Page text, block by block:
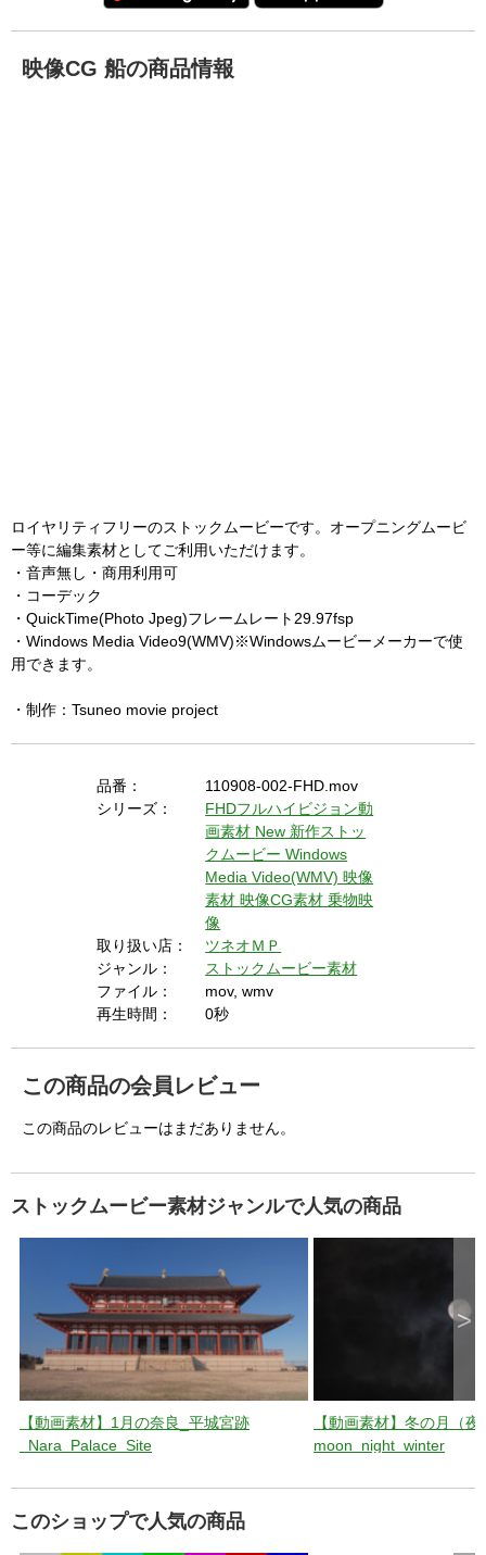
映像CG 船の商品情報
ロイヤリティフリーのストックムービーです。オープニングムービ
ー等に編集素材としてご利用いただけます。
・音声無し・商用利用可
・コーデック
・QuickTime(Photo Jpeg)フレームレート29.97fsp
・Windows Media Video9(WMV)※Windowsムービーメーカーで使
用できます。
・制作：Tsuneo movie project
品番：
110908-002-FHD.mov
シリーズ：
FHDフルハイビジョン動
画素材 New 新作ストッ
クムービーWindows
Media Video(WMV) 映像
素材映像CG素材乗物映
像
取り扱い店：
ツネオＭＰ
ジャンル：
ストックムービー素材
ファイル：
mov, wmv
再生時間：
0秒
この商品の会員レビュー
この商品のレビューはまだありません。
ストックムービー素材ジャンルで人気の商品
【動画素材】1月の奈良_平城宮跡
_Nara_Palace_Site
【動画素材】冬の月（夜
moon_night_winter
>
このショップで人気の商品